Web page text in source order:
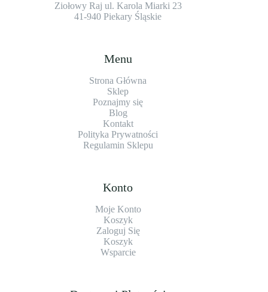
Ziołowy Raj ul. Karola Miarki 23
41-940 Piekary Śląskie
Menu
Strona Główna
Sklep
Poznajmy się
Blog
Kontakt
Polityka Prywatności
Regulamin Sklepu
Konto
Moje Konto
Koszyk
Zaloguj Się
Koszyk
Wsparcie